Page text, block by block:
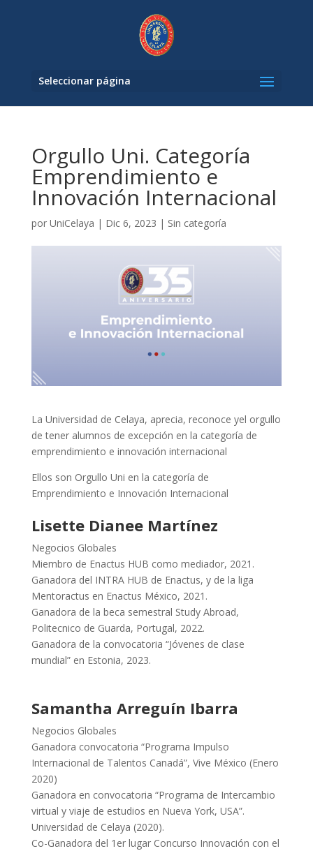
Seleccionar página
Orgullo Uni. Categoría
Emprendimiento e
Innovación Internacional
por UniCelaya | Dic 6, 2023 | Sin categoría
La Universidad de Celaya, aprecia, reconoce yel orgullo
de tener alumnos de excepción en la categoría de
emprendimiento e innovación internacional
Ellos son Orgullo Uni en la categoría de
Emprendimiento e Innovación Internacional
Lisette Dianee Martínez
Negocios Globales
Miembro de Enactus HUB como mediador, 2021.
Ganadora del INTRA HUB de Enactus, y de la liga
Mentoractus en Enactus México, 2021.
Ganadora de la beca semestral Study Abroad,
Politecnico de Guarda, Portugal, 2022.
Ganadora de la convocatoria “Jóvenes de clase
mundial” en Estonia, 2023.
Samantha Arreguín Ibarra
Negocios Globales
Ganadora convocatoria “Programa Impulso
Internacional de Talentos Canadá”, Vive México (Enero
2020)
Ganadora en convocatoria “Programa de Intercambio
virtual y viaje de estudios en Nueva York, USA”.
Universidad de Celaya (2020).
Co-Ganadora del 1er lugar Concurso Innovación con el